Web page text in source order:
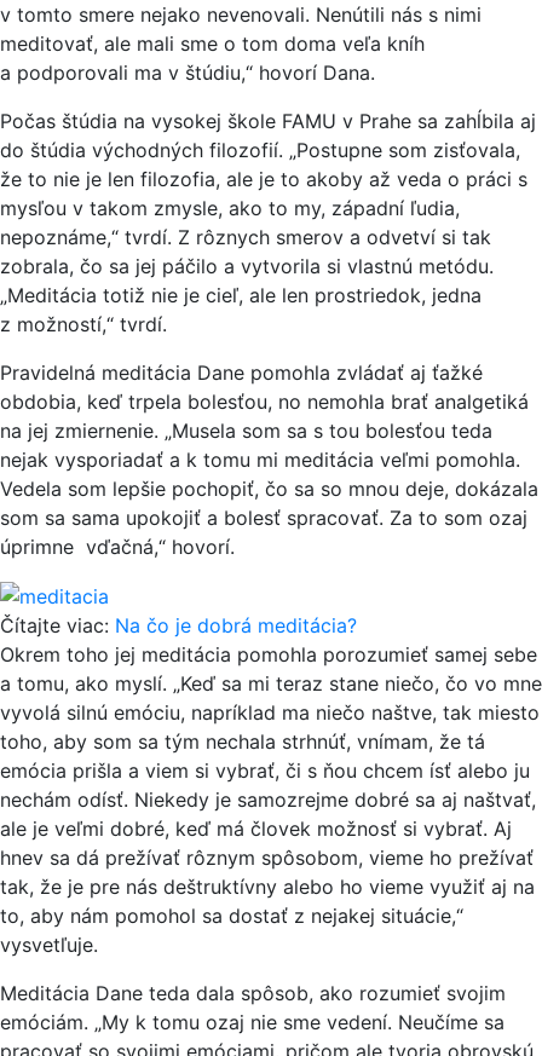
v tomto smere nejako nevenovali. Nenútili nás s nimi
meditovať, ale mali sme o tom doma veľa kníh
a podporovali ma v štúdiu,“ hovorí Dana.
Počas štúdia na vysokej škole FAMU v Prahe sa zahĺbila aj
do štúdia východných filozofií. „Postupne som zisťovala,
že to nie je len filozofia, ale je to akoby až veda o práci s
mysľou v takom zmysle, ako to my, západní ľudia,
nepoznáme,“ tvrdí. Z rôznych smerov a odvetví si tak
zobrala, čo sa jej páčilo a vytvorila si vlastnú metódu.
„Meditácia totiž nie je cieľ, ale len prostriedok, jedna
z možností,“ tvrdí.
Pravidelná meditácia Dane pomohla zvládať aj ťažké
obdobia, keď trpela bolesťou, no nemohla brať analgetiká
na jej zmiernenie. „Musela som sa s tou bolesťou teda
nejak vysporiadať a k tomu mi meditácia veľmi pomohla.
Vedela som lepšie pochopiť, čo sa so mnou deje, dokázala
som sa sama upokojiť a bolesť spracovať. Za to som ozaj
úprimne vďačná,“ hovorí.
Čítajte viac: Na čo je dobrá meditácia?
Okrem toho jej meditácia pomohla porozumieť samej sebe
a tomu, ako myslí. „Keď sa mi teraz stane niečo, čo vo mne
vyvolá silnú emóciu, napríklad ma niečo naštve, tak miesto
toho, aby som sa tým nechala strhnúť, vnímam, že tá
emócia prišla a viem si vybrať, či s ňou chcem ísť alebo ju
nechám odísť. Niekedy je samozrejme dobré sa aj naštvať,
ale je veľmi dobré, keď má človek možnosť si vybrať. Aj
hnev sa dá prežívať rôznym spôsobom, vieme ho prežívať
tak, že je pre nás deštruktívny alebo ho vieme využiť aj na
to, aby nám pomohol sa dostať z nejakej situácie,“
vysvetľuje.
Meditácia Dane teda dala spôsob, ako rozumieť svojim
emóciám. „My k tomu ozaj nie sme vedení. Neučíme sa